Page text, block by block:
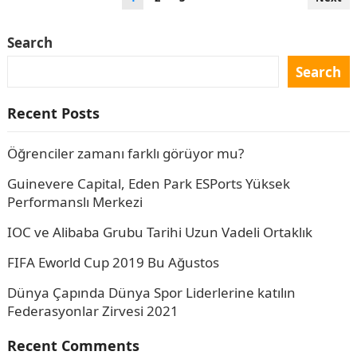
Search
Search
Recent Posts
Öğrenciler zamanı farklı görüyor mu?
Guinevere Capital, Eden Park ESPorts Yüksek
Performanslı Merkezi
IOC ve Alibaba Grubu Tarihi Uzun Vadeli Ortaklık
FIFA Eworld Cup 2019 Bu Ağustos
Dünya Çapında Dünya Spor Liderlerine katılın
Federasyonlar Zirvesi 2021
Recent Comments